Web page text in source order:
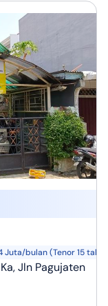
Juta/bulan (Tenor 15
Jln Pagujaten